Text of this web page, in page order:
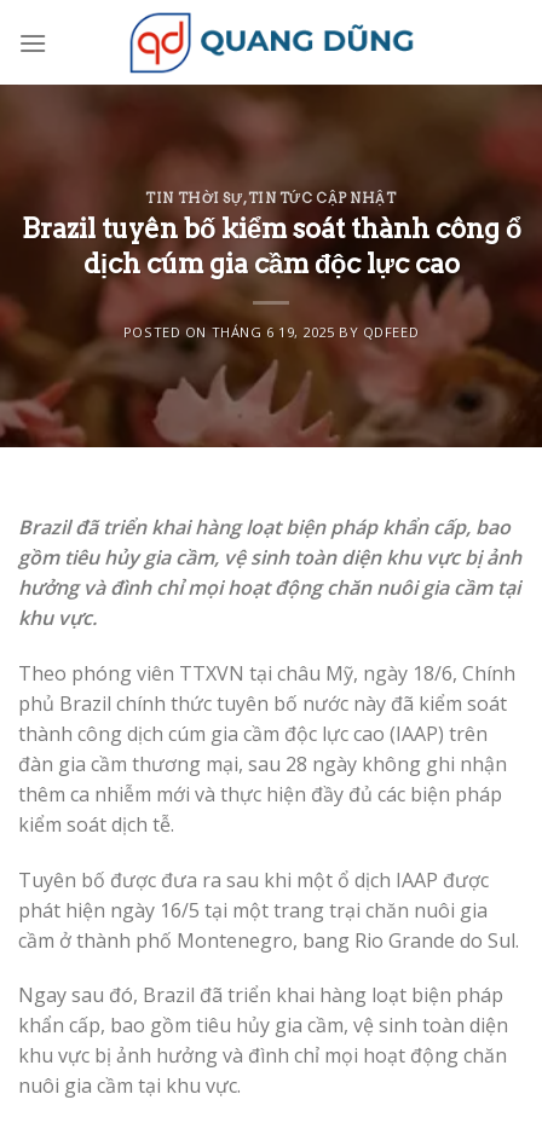
TIN THỜI SỰ,TIN TỨC CẬP NHẬT
Brazil tuyên bố kiểm soát thành công ổ
dịch cúm gia cầm độc lực cao
POSTED ONTHÁNG 6 19, 2025 BY QDFEED
Brazil đã triển khai hàng loạt biện pháp khẩn cấp, bao
gồm tiêu hủy gia cầm, vệ sinh toàn diện khu vực bị ảnh
hưởng và đình chỉ mọi hoạt động chăn nuôi gia cầm tại
khu vực.
Theo phóng viên TTXVN tại châu Mỹ, ngày 18/6, Chính
phủ Brazil chính thức tuyên bố nước này đã kiểm soát
thành công dịch cúm gia cầm độc lực cao (IAAP) trên
đàn gia cầm thương mại, sau 28 ngày không ghi nhận
thêm ca nhiễm mới và thực hiện đầy đủ các biện pháp
kiểm soát dịch tễ.
Tuyên bố được đưa ra sau khi một ổ dịch IAAP được
phát hiện ngày 16/5 tại một trang trại chăn nuôi gia
cầm ở thành phố Montenegro, bang Rio Grande do Sul.
Ngay sau đó, Brazil đã triển khai hàng loạt biện pháp
khẩn cấp, bao gồm tiêu hủy gia cầm, vệ sinh toàn diện
khu vực bị ảnh hưởng và đình chỉ mọi hoạt động chăn
nuôi gia cầm tại khu vực.